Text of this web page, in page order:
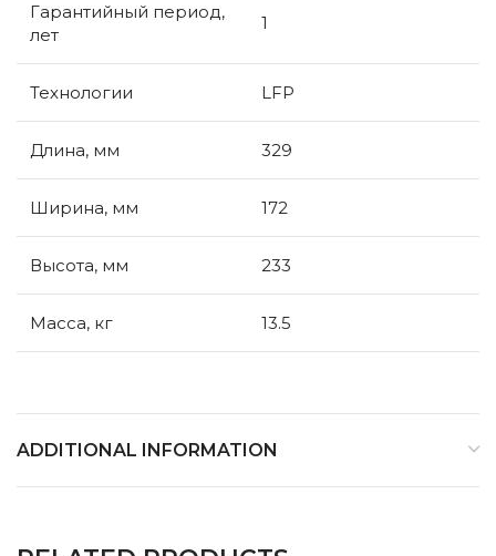
Гарантийный период,
лет
1
Технологии LFP
Длина, мм 329
Ширина, мм 172
Высота, мм 233
Масса, кг 13.5
ADDITIONAL INFORMATION